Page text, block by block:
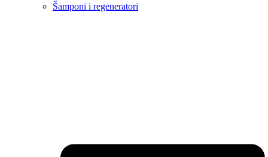
Šamponi i regeneratori